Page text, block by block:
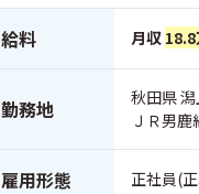
給料 月収
勤務地
秋田県
ＪＲ男
雇用形態 正社員(